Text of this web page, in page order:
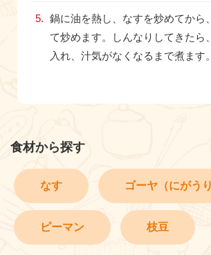
鍋に油を熱し、なすを炒めてか
て炒めます。しんなりしてきた
入れ、汁気がなくなるまで煮ます。
食材から探す
なす ゴーヤ（にがうり
ピーマン 枝豆